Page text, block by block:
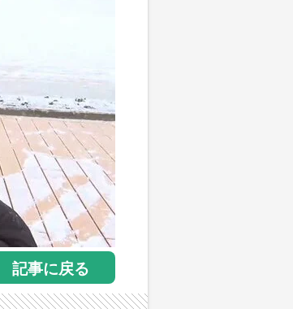
記事に戻る